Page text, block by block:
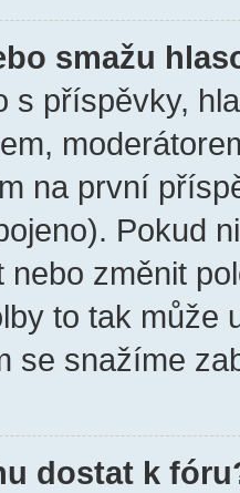
smažu
s příspěvky,
na první
Pokud
nebo změnit
to tak může
se snažíme
dostat k